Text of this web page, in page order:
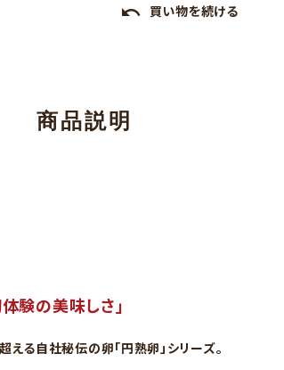
undo 買い物を続ける
商品説明
験の美味しさ」
る自社秘伝の卵「円熟卵」シリーズ。